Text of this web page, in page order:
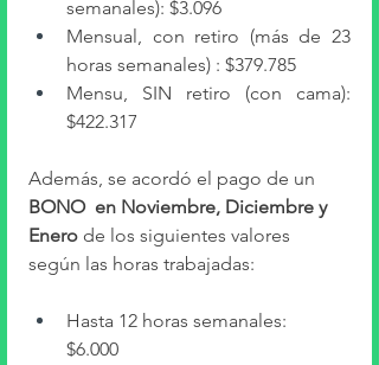
semanales): $3.096
Mensual, con retiro (más de 23
horas semanales) : $379.785
Mensu, SIN retiro (con cama):
$422.317
Además, se acordó el pago de un
BONO  en Noviembre, Diciembre y
Enero de los siguientes valores
según las horas trabajadas:
Hasta 12 horas semanales:
$6.000